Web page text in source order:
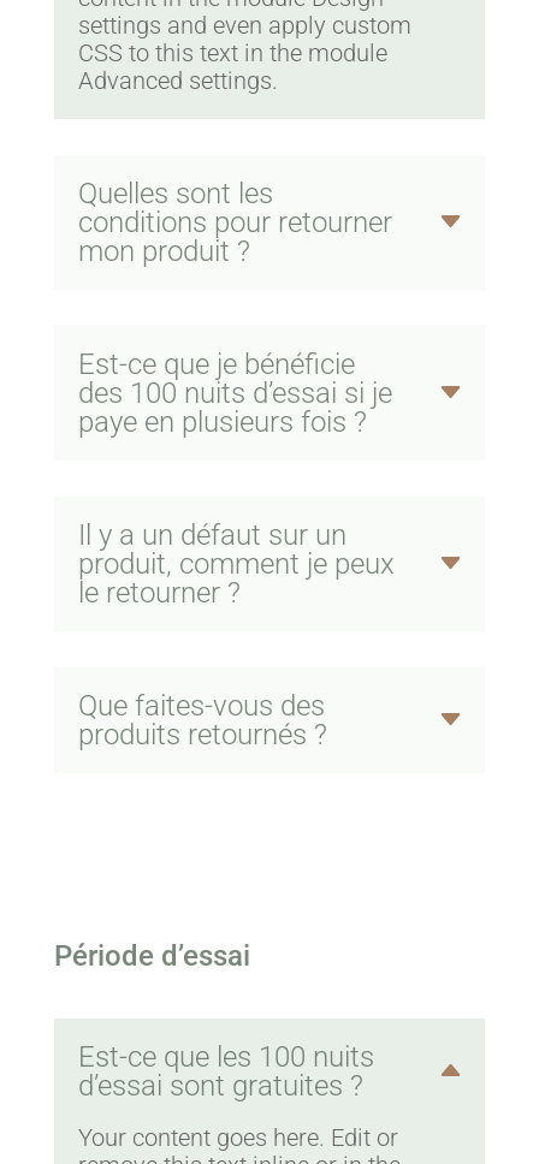
settings and even apply custom
CSS to this text in the module
Advanced settings.
Quelles sont les
conditions pour retourner
mon produit ?
Est-ce que je bénéficie
des 100 nuits d’essai si je
paye en plusieurs fois ?
Il y a un défaut sur un
produit, comment je peux
le retourner ?
Que faites-vous des
produits retournés ?
Période d’essai
Est-ce que les 100 nuits
d’essai sont gratuites ?
Your content goes here. Edit or